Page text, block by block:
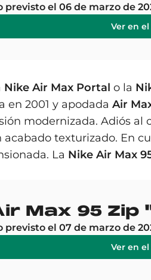
previsto el 06 de marzo de
Ver en
Nike Air Max Portal o la
en 2001 y apodada Air
modernizada. Adiós al
texturizado. En
La Nike Air Max
Max 95 Zip
previsto el 07 de marzo de
Ver en